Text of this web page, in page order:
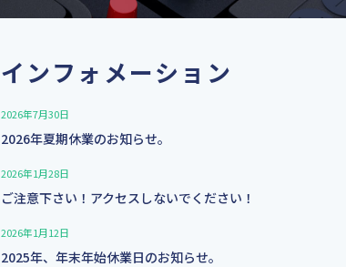
インフォメーション
2026年7月30日
2026年夏期休業のお知らせ。
2026年1月28日
ご注意下さい！アクセスしないでください！
2026年1月12日
2025年、年末年始休業日のお知らせ。